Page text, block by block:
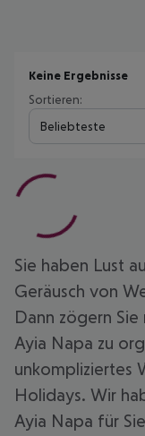
Keine Ergebnisse
Sortieren:
Beliebteste
Sie haben Lust
Geräusch von
Dann zögern Sie
Ayia Napa zu
unkompliziertes
Holidays. Wir
Ayia Napa für